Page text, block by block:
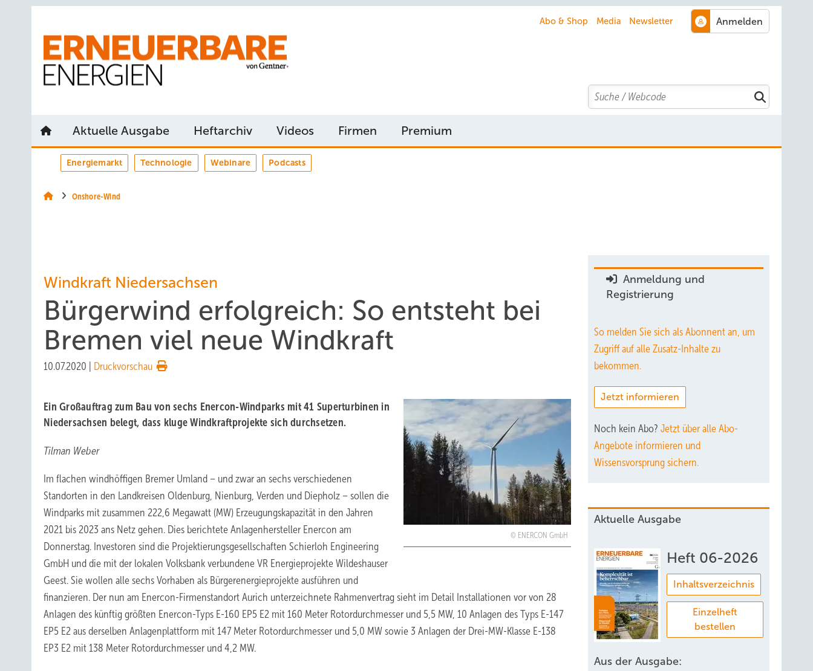
Abo & Shop Media Newsletter
Search
Aktuelle Ausgabe Heftarchiv Videos Firmen Premium
Energiemarkt Technologie Webinare Podcasts
Onshore-Wind
Windkraft Niedersachsen
Bürgerwind erfolgreich: So entsteht bei
Bremen viel neue Windkraft
10.07.2020 Druckvorschau
ENERCON GmbH
Ein Großauftrag zum Bau von sechs Enercon-Windparks mit 41 Superturbinen in
Niedersachsen belegt, dass kluge Windkraftprojekte sich durchsetzen.
Tilman Weber
Im flachen windhöffigen Bremer Umland – und zwar an sechs verschiedenen
Standorten in den Landkreisen Oldenburg, Nienburg, Verden und Diepholz – sollen die
Windparks mit zusammen 222,6 Megawatt (MW) Erzeugungskapazität in den Jahren
2021 bis 2023 ans Netz gehen. Dies berichtete Anlagenhersteller Enercon am
Donnerstag. Investoren sind die Projektierungsgesellschaften Schierloh Engineering
GmbH und die mit der lokalen Volksbank verbundene VR Energieprojekte Wildeshauser
Geest. Sie wollen alle sechs Vorhaben als Bürgerenergieprojekte ausführen und
finanzieren. Der nun am Enercon-Firmenstandort Aurich unterzeichnete Rahmenvertrag sieht im Detail Installationen vor von 28
Anlagen des künftig größten Enercon-Typs E-160 EP5 E2 mit 160 Meter Rotordurchmesser und 5,5 MW, 10 Anlagen des Typs E-147
EP5 E2 aus derselben Anlagenplattform mit 147 Meter Rotordurchmesser und 5,0 MW sowie 3 Anlagen der Drei-MW-Klasse E-138
EP3 E2 mit 138 Meter Rotordurchmesser und 4,2 MW.
Anmeldung und
Registrierung
So melden Sie sich als Abonnent an, um
Zugriff auf alle Zusatz-Inhalte zu
bekommen.
Jetzt informieren
Noch kein Abo? Jetzt über alle Abo-
Angebote informieren und
Wissensvorsprung sichern.
Aktuelle Ausgabe
Heft 06-2026
Inhaltsverzeichnis
Einzelheft
bestellen
Aus der Ausgabe: